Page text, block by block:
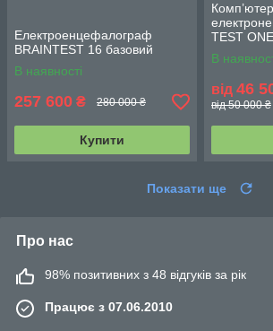
Електроенцефалограф
BRAINTEST 16 базовий
В наявності
257 600 ₴ 280 000 ₴
Купити
TEST
В
від 46
від 50 000 ₴
Показати ще
Про нас
98% позитивних з 48 відгуків за рік
Працює з 07.06.2010